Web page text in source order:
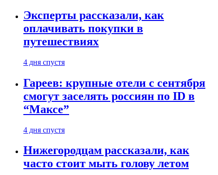
Эксперты рассказали, как
оплачивать покупки в
путешествиях
4 дня спустя
Гареев: крупные отели с сентября
смогут заселять россиян по ID в
“Максе”
4 дня спустя
Нижегородцам рассказали, как
часто стоит мыть голову летом